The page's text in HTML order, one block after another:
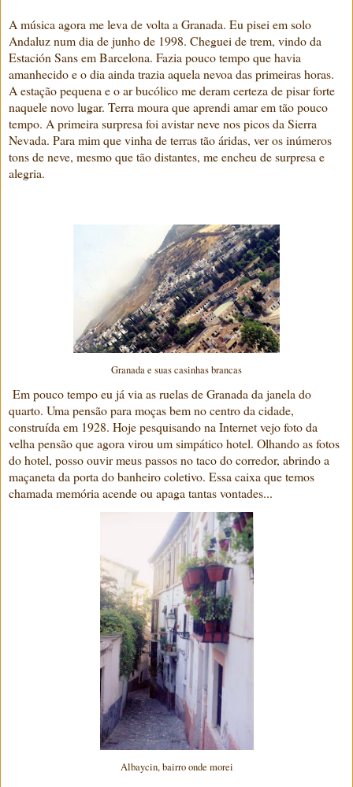
A música agora me leva de volta a Granada. Eu pisei em solo
Andaluz num dia de junho de 1998. Cheguei de trem, vindo da
Estación Sans em Barcelona. Fazia pouco tempo que havia
amanhecido e o dia ainda trazia aquela nevoa das primeiras horas.
A estação pequena e o ar bucólico me deram certeza de pisar forte
naquele novo lugar. Terra moura que aprendi amar em tão pouco
tempo. A primeira surpresa foi avistar neve nos picos da Sierra
Nevada. Para mim que vinha de terras tão áridas, ver os inúmeros
tons de neve, mesmo que tão distantes, me encheu de surpresa e
alegria.
Granada e suas casinhas brancas
Em pouco tempo eu já via as ruelas de Granada da janela do
quarto. Uma pensão para moças bem no centro da cidade,
construída em 1928. Hoje pesquisando na Internet vejo foto da
velha pensão que agora virou um simpático hotel. Olhando as fotos
do hotel, posso ouvir meus passos no taco do corredor, abrindo a
maçaneta da porta do banheiro coletivo. Essa caixa que temos
chamada memória acende ou apaga tantas vontades...
Albaycin, bairro onde morei